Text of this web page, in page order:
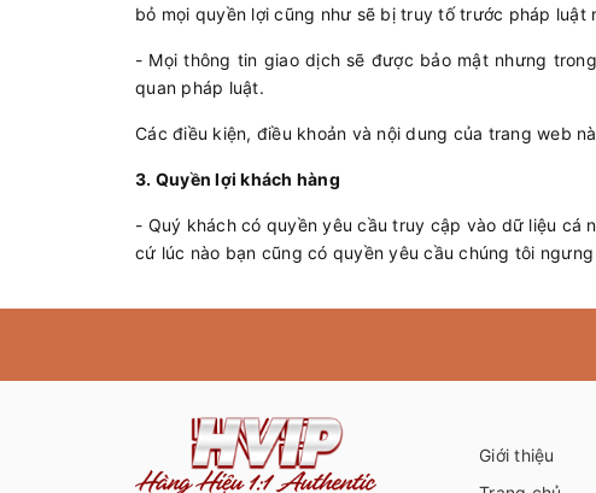
bỏ mọi quyền lợi cũng như sẽ bị truy tố trước pháp luật
- Mọi thông tin giao dịch sẽ được bảo mật nhưng
quan pháp luật.
Các điều kiện, điều khoản và nội dung của trang web
3. Quyền lợi khách hàng
- Quý khách có quyền yêu cầu truy cập vào dữ liệu cá
cứ lúc nào bạn cũng có quyền yêu cầu chúng tôi
Giới thiệu